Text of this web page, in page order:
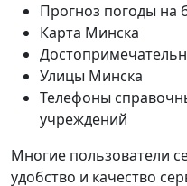
Прогноз погоды на
Карта Минска
Улицы Минска
Телефоны
учреждений
Многие пользователи
удобство и качество